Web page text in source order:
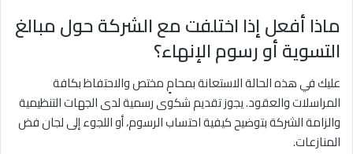
ماذا أفعل إذا اختلفت مع الشركة حول مبالغ
التسوية أو رسوم الإنهاء؟
عليك في هذه الحالة الاستعانة بمحامٍ مختص والاحتفاظ بكافة
المراسلات والعقود. يجوز تقديم شكوى رسمية لدى الجهات التنظيمية
والزامة الشركة بتوضيح كيفية احتساب الرسوم، أو اللجوء إلى لجان فض
المنازعات.